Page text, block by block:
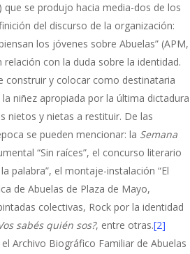
que se produjo hacia media-dos de los
del discurso de la organización:
los jóvenes sobre Abuelas” (APM,
con la duda sobre la identidad.
construir y colocar como destinataria
niñez apropiada por la última dictadura
nietos y nietas a restituir. De las
se pueden mencionar: la Semana
“Sin raíces”, el concurso literario
palabra”, el montaje-instalación “El
de Abuelas de Plaza de Mayo,
colectivas, Rock por la identidad
sabés quién sos?, entre otras.[2]
Archivo Biográfico Familiar de Abuelas